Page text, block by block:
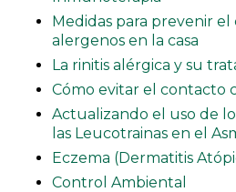
Medidas para prevenir
alergenos en la casa
La rinitis alérgica y su
Cómo evitar el contacto
Actualizando el uso de
las Leucotrainas en el
Eczema (Dermatitis
Control Ambiental